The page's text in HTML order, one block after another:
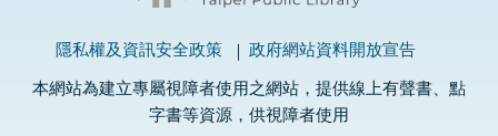
隱私權及資訊安全政策 政府網站資料開放宣告
本網站為建立專屬視障者使用之網站，提供線上有聲書、點
字書等資源，供視障者使用